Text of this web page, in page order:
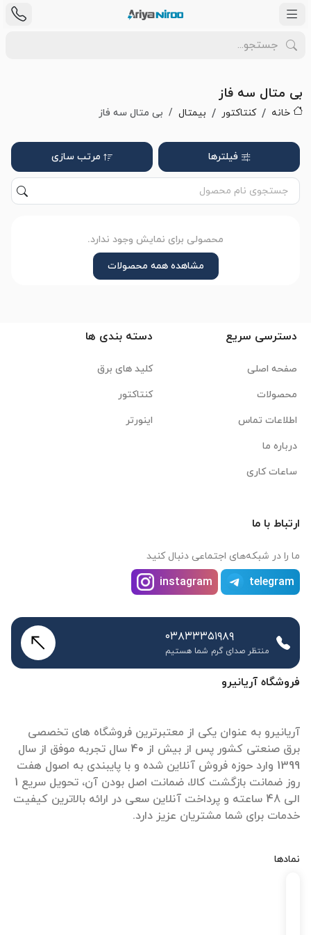
بی متال سه فاز
خانه کنتاکتور بیمتال بی متال سه فاز
فیلترها مرتب سازی
محصولی برای نمایش وجود ندارد.
مشاهده همه محصولات
فروشگاه آریانیرو
آریانیرو به عنوان یکی از معتبرترین فروشگاه های تخصصی
برق صنعتی کشور پس از بیش از 40 سال تجربه موفق از سال
1399 وارد حوزه فروش آنلاین شده و با پایبندی به اصول هفت
روز ضمانت بازگشت کالا، ضمانت اصل بودن آن، تحویل سریع 1
الی 48 ساعته و پرداخت آنلاین سعی در ارائه بالاترین کیفیت
خدمات برای شما مشتریان عزیز دارد.
نمادها
دسترسی سریع
صفحه اصلی
محصولات
اطلاعات تماس
درباره ما
ساعات کاری
دسته بندی ها
کلید های برق
کنتاکتور
اینورتر
ارتباط با ما
ما را در شبکه‌های اجتماعی دنبال کنید
telegram
instagram
۰۳۸۳۳۳۵۱۹۸۹
منتظر صدای گرم شما هستیم